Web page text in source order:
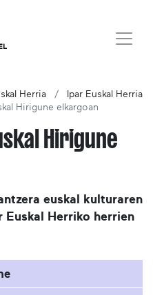
Herria
Ipar Euskal Herria
Hirigune elkargoan
Hirigune
euskal kulturaren
Euskal Herriko herrien